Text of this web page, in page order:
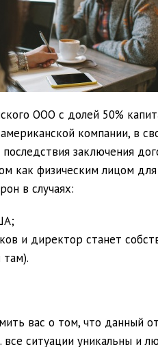
ООО с долей 50%
компании, в
заключения
физическим лицом для
в случаях:
и директор станет
вас о том, что данный
ситуации уникальны и